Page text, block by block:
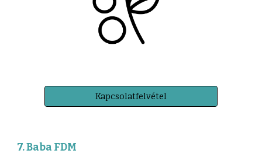
Kapcsolatfelvétel
7. Baba FDM